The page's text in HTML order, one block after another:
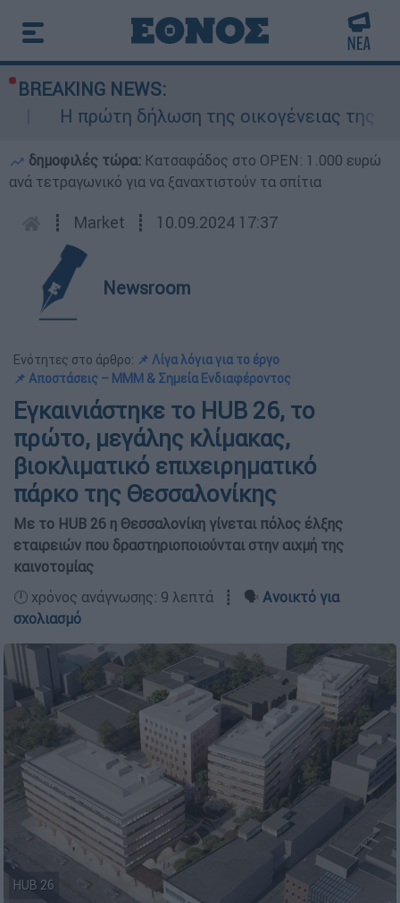
BREAKING NEWS:
δήλωση της οικογένειας της 38χρονης
δημοφιλές τώρα: Κατσαφάδος στο OPEN: 1.000 ευρώ
ανά τετραγωνικό για να ξαναχτιστούν τα σπίτια
┋ Market ┋ 10.09.2024 17:37
Newsroom
Ενότητες στο άρθρο: 📌 Λίγα λόγια για το έργο
📌 Αποστάσεις – ΜΜΜ & Σημεία Ενδιαφέροντος
Εγκαινιάστηκε το HUB 26, το
πρώτο, μεγάλης κλίμακας,
βιοκλιματικό επιχειρηματικό
πάρκο της Θεσσαλονίκης
Mε το HUB 26 η Θεσσαλονίκη γίνεται πόλος έλξης
εταιρειών που δραστηριοποιούνται στην αιχμή της
καινοτομίας
🕛 χρόνος ανάγνωσης: 9 λεπτά ┋ 🗣️ Ανοικτό για
σχολιασμό
HUB 26